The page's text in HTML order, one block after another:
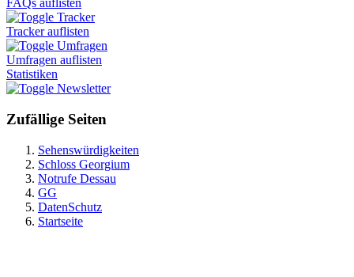
FAQs auflisten
Tracker
Tracker auflisten
Umfragen
Umfragen auflisten
Statistiken
Newsletter
Zufällige Seiten
Sehenswürdigkeiten
Schloss Georgium
Notrufe Dessau
GG
DatenSchutz
Startseite